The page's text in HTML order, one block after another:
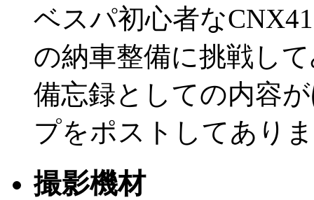
ベスパ初心者な
の納車整備に挑戦し
備忘録としての内容
プをポストしてあり
撮影機材